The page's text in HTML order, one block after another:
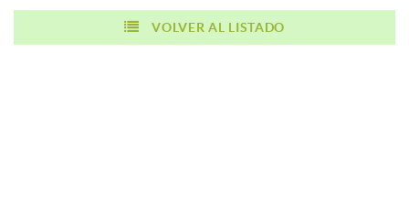
VOLVER AL LISTADO